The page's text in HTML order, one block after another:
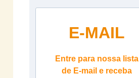
E-MAIL
Entre para nossa lista
de E-mail e receba